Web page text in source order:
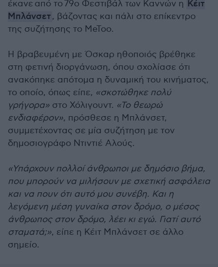
έκανε από το 79ο Φεστιβάλ των Καννών η Κέιτ
Μπλάνσετ, βάζοντας και πάλι στο επίκεντρο
της συζήτησης το MeToo.
Η βραβευμένη με Όσκαρ ηθοποιός βρέθηκε
στη φετινή διοργάνωση, όπου σχολίασε ότι
ανακόπηκε απότομα η δυναμική του κινήματος,
το οποίο, όπως είπε, «σκοτώθηκε πολύ
γρήγορα» στο Χόλιγουντ. «Το θεωρώ
ενδιαφέρον», πρόσθεσε η Μπλάνσετ,
συμμετέχοντας σε μία συζήτηση με τον
δημοσιογράφο Ντιντιέ Αλούς.
«Υπάρχουν πολλοί άνθρωποι με δημόσιο βήμα,
που μπορούν να μιλήσουν με σχετική ασφάλεια
και να πουν ότι αυτό μου συνέβη. Και η
λεγόμενη μέση γυναίκα στον δρόμο, ο μέσος
άνθρωπος στον δρόμο, λέει κι εγώ. Γιατί αυτό
σταματά;», είπε η Κέιτ Μπλάνσετ σε άλλο
σημείο.